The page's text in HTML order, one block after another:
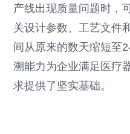
产线出现质量问题时，
关设计参数、工艺文件
间从原来的数天缩短至
溯能力为企业满足医疗
求提供了坚实基础。